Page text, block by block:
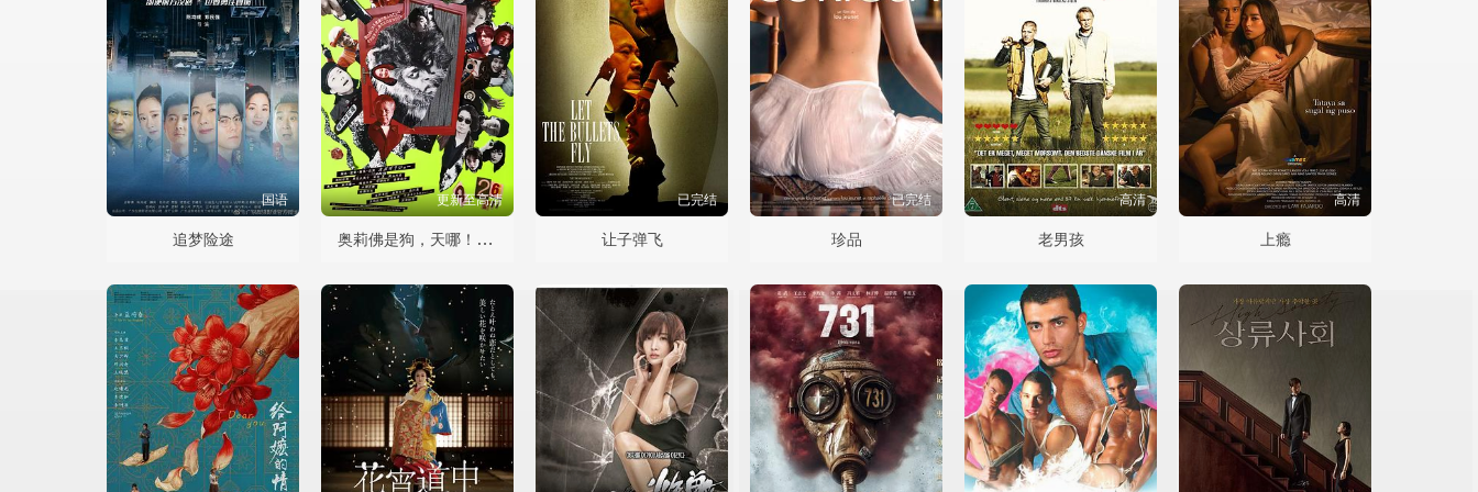
国语
追梦险途
更新至高清
奥莉佛是狗，天哪！！这家伙 电影版
已完结
让子弹飞
已完结
珍品
高清
老男孩
高清
上瘾